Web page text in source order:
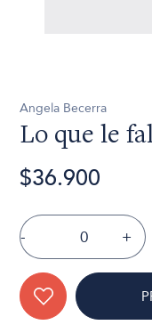
Angela Becerra
Lo que le
$36.900
- +